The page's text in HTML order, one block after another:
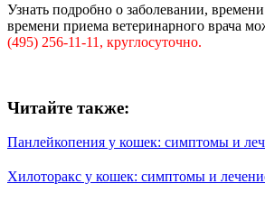
Узнать подробно о заболевании,
времени приема ветеринарного врача
(495) 256-11-11, круглосуточно.
Читайте также:
Панлейкопения у кошек: симптомы и
Хилоторакс у кошек: симптомы и